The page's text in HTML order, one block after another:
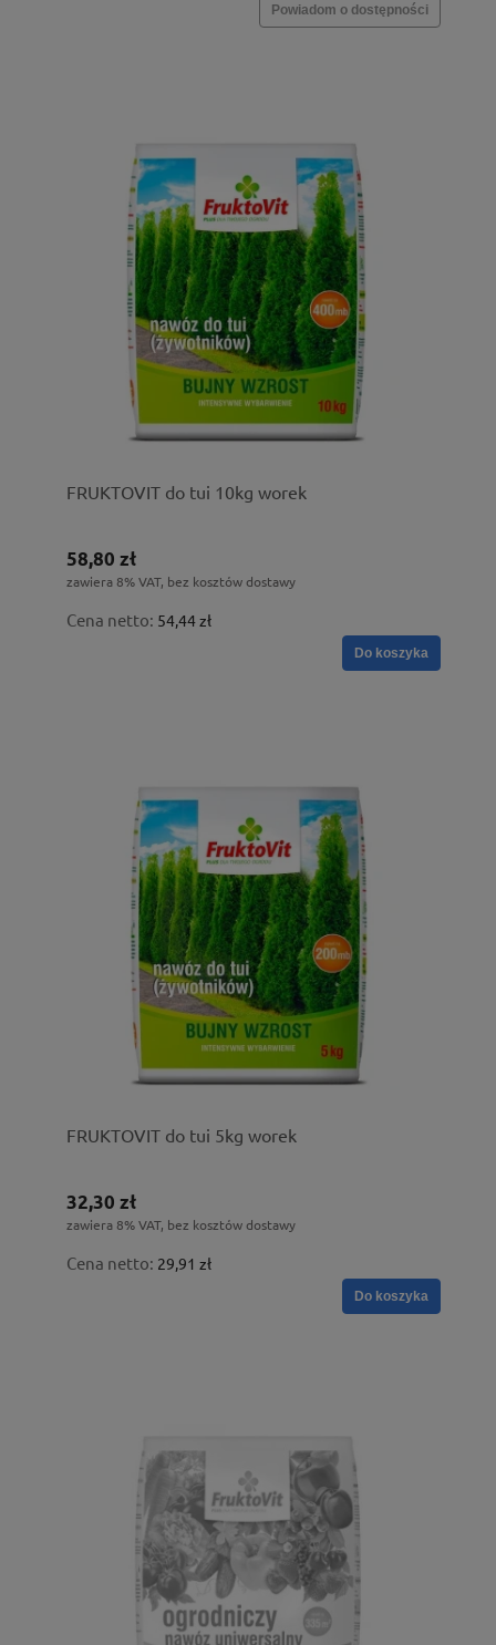
Powiadom o dostępności
FRUKTOVIT do tui 10kg worek
58,80 zł
zawiera 8% VAT, bez kosztów dostawy
Cena netto: 54,44 zł
Do koszyka
FRUKTOVIT do tui 5kg worek
32,30 zł
zawiera 8% VAT, bez kosztów dostawy
Cena netto: 29,91 zł
Do koszyka